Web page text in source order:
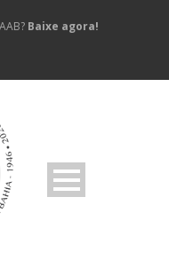
Baixe agora!